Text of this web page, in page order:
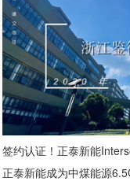
签约认证！正泰新能
正泰新能成为中煤能源